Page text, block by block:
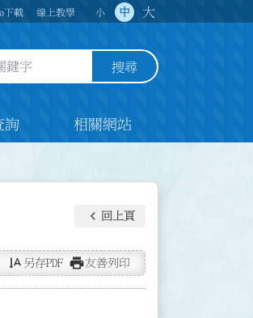
下載 線上教學 小 中 大
搜尋
詢 相關網站
keyboard_arrow_left 回上頁
text_rotate_vertical 另存PDF print友善列印